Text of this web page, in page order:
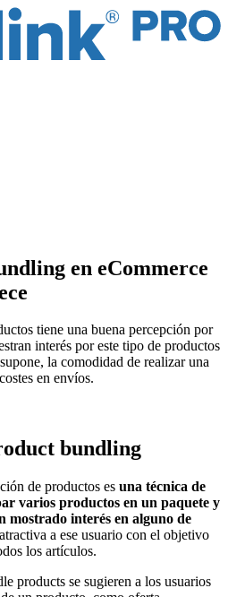
en eCommerce
tiene una buena percepción por
interés por este tipo de productos
la comodidad de realizar una
en envíos.
bundling
de productos es una técnica de
varios productos en un paquete y
mostrado interés en alguno de
a ese usuario con el objetivo
los artículos.
products se sugieren a los usuarios